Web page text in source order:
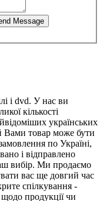
і dvd. У нас ви
кількості
українських
Вами товар може бути
по Україні,
і відправлено
вибір. Ми продаємо
вас ще довгий час
спілкування -
продукції чи